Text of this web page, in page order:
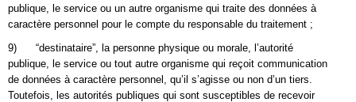
publique, le service ou un autre organisme qui traite des données à
caractère personnel pour le compte du responsable du traitement ;
9) “destinataire”, la personne physique ou morale, l’autorité
publique, le service ou tout autre organisme qui reçoit communication
de données à caractère personnel, qu’il s’agisse ou non d’un tiers.
Toutefois, les autorités publiques qui sont susceptibles de recevoir